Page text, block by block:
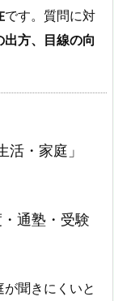
です。質問に対
方、目線の向
・家庭」
通塾・受験
聞きにくいと